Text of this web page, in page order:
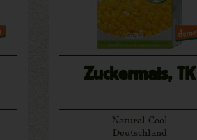
Zuckermais, TK
Natural Cool
Deutschland